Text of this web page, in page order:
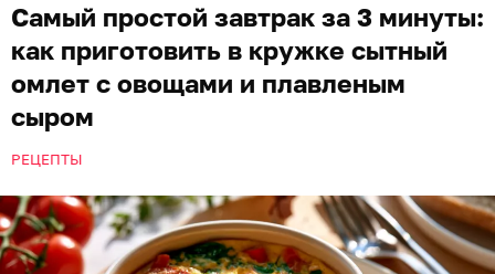
Самый простой завтрак за 3 минуты:
как приготовить в кружке сытный
омлет с овощами и плавленым
сыром
РЕЦЕПТЫ